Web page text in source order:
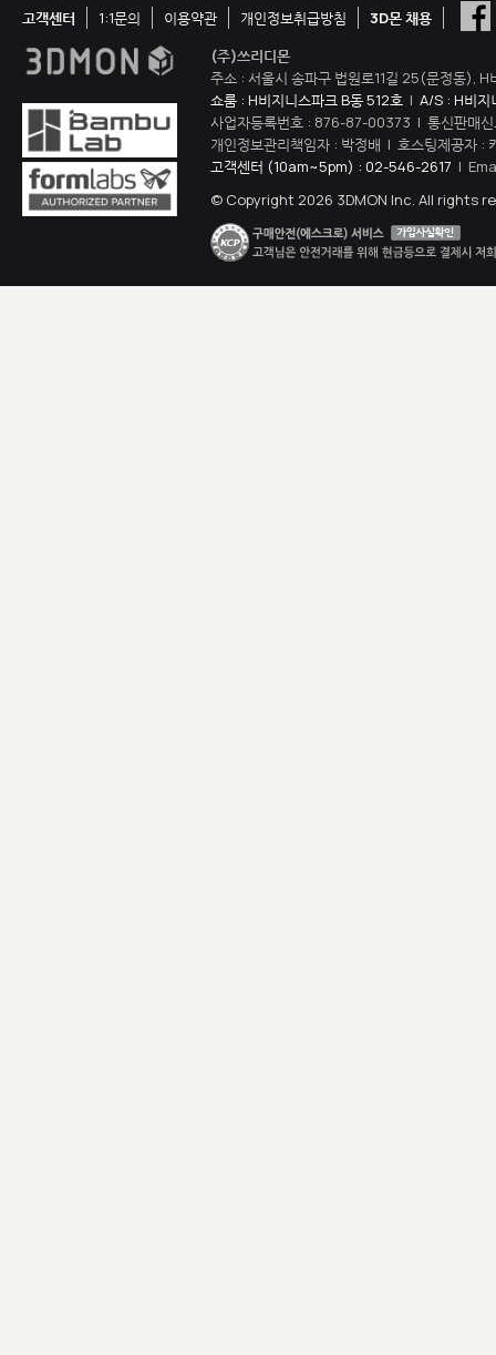
고객센터 1:1문의 이용약관 개인정보취급방침
3D몬 채용
(주)쓰리디몬
주소 : 서울시 송파구 법원로11길 25(문정동),
쇼룸 : H비지니스파크 B동 512호 | A/S : H비지
사업자등록번호 : 876-87-00373 | 통신판매
개인정보관리책임자 : 박정배 | 호스팅제공자 :
고객센터 (10am~5pm) : 02-546-2617 |
© Copyright 2026 3DMON Inc. All rights